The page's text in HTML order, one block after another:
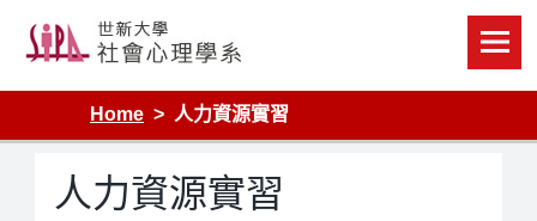
content
Home 人力資源實習
人力資源實習